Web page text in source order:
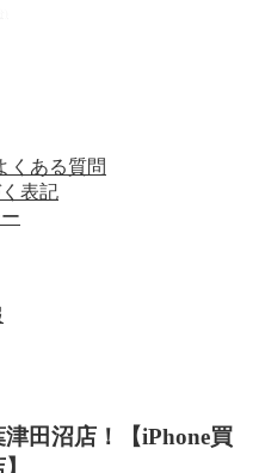
くある質問
表記
田沼店！【iPhone買